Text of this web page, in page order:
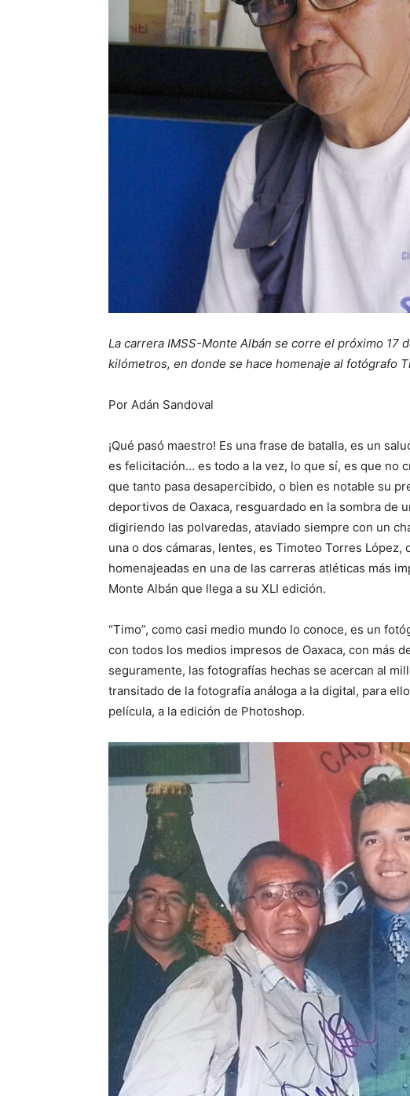
La carrera IMSS-Monte Albán se corre el próximo 17
kilómetros, en donde se hace homenaje al fotógrafo
Por Adán Sandoval
¡Qué pasó maestro! Es una frase de batalla, es un
es felicitación… es todo a la vez, lo que sí, es que no
que tanto pasa desapercibido, o bien es notable su
deportivos de Oaxaca, resguardado en la sombra de
digiriendo las polvaredas, ataviado siempre con un
una o dos cámaras, lentes, es Timoteo Torres
homenajeadas en una de las carreras atléticas más
Monte Albán que llega a su XLI edición.
“Timo”, como casi medio mundo lo conoce, es un
con todos los medios impresos de Oaxaca, con más
seguramente, las fotografías hechas se acercan al
transitado de la fotografía análoga a la digital, para
película, a la edición de Photoshop.